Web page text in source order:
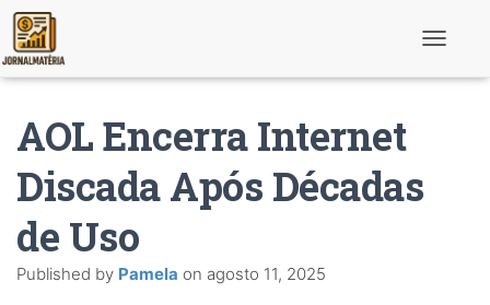
AOL Encerra Internet
Discada Após Décadas
de Uso
Published by Pamela on agosto 11, 2025